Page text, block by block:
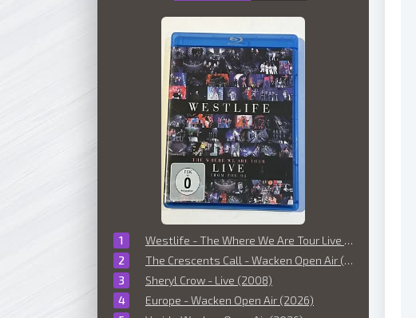
Westlife - The Where We Are Tour Live From The O2 (2010)
The Crescents Call - Wacken Open Air (2026)
Sheryl Crow - Live (2008)
Europe - Wacken Open Air (2026)